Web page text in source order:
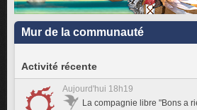
Mur de la communauté
Activité récente
Aujourd'hui 18h19
La compagnie libre "Bons a